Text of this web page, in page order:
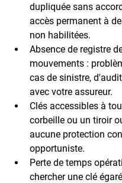
dupliquée sans
accès permanent à
non habilitées.
Absence de registre
mouvements :
cas de sinistre,
avec votre assureur.
Clés accessibles à
corbeille ou un tiroir
aucune protection
opportuniste.
Perte de temps
chercher une clé